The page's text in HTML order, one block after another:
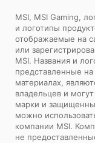
MSI, MSI Gaming,
и логотипы
отображаемые на
или
MSI. Названия и
представленные
материалах,
владельцев и
марки и
можно
компании MSI.
не